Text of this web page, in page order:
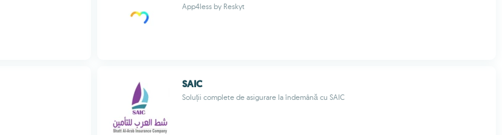
App4less by Reskyt
SAIC
Soluții complete de asigurare la îndemână cu SAIC